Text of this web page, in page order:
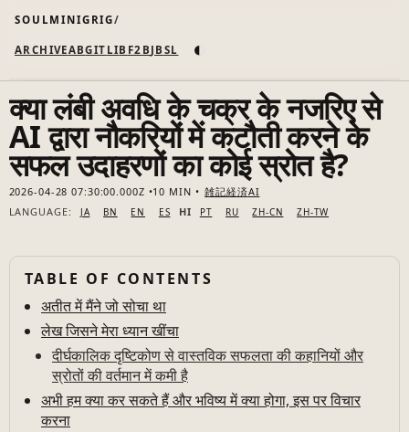
SOULMINIGRIG
ARCHIVEABGIT LIB F2B JB SL ◐
क्या लंबी अवधि के चक्र के नजरिए से
AI द्वारा नौकरियों में कटौती करने के
सफल उदाहरणों का कोई स्रोत है?
2026-04-28 07:30:00.000Z 10 MIN 雑記経済AI
LANGUAGE:
JA BN EN ES HI PT RU ZH-CN ZH-TW
TABLE OF CONTENTS
अतीत में मैंने जो सोचा था
लेख जिसने मेरा ध्यान खींचा
दीर्घकालिक दृष्टिकोण से वास्तविक सफलता की कहानियों और
स्रोतों की वर्तमान में कमी है
अभी हम क्या कर सकते हैं और भविष्य में क्या होगा, इस पर विचार
करना